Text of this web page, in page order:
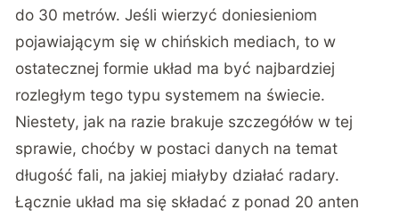
do 30 metrów. Jeśli wierzyć doniesieniom
pojawiającym się w chińskich mediach, to w
ostatecznej formie układ ma być najbardziej
rozległym tego typu systemem na świecie.
Niestety, jak na razie brakuje szczegółów w tej
sprawie, choćby w postaci danych na temat
długość fali, na jakiej miałyby działać radary.
Łącznie układ ma się składać z ponad 20 anten